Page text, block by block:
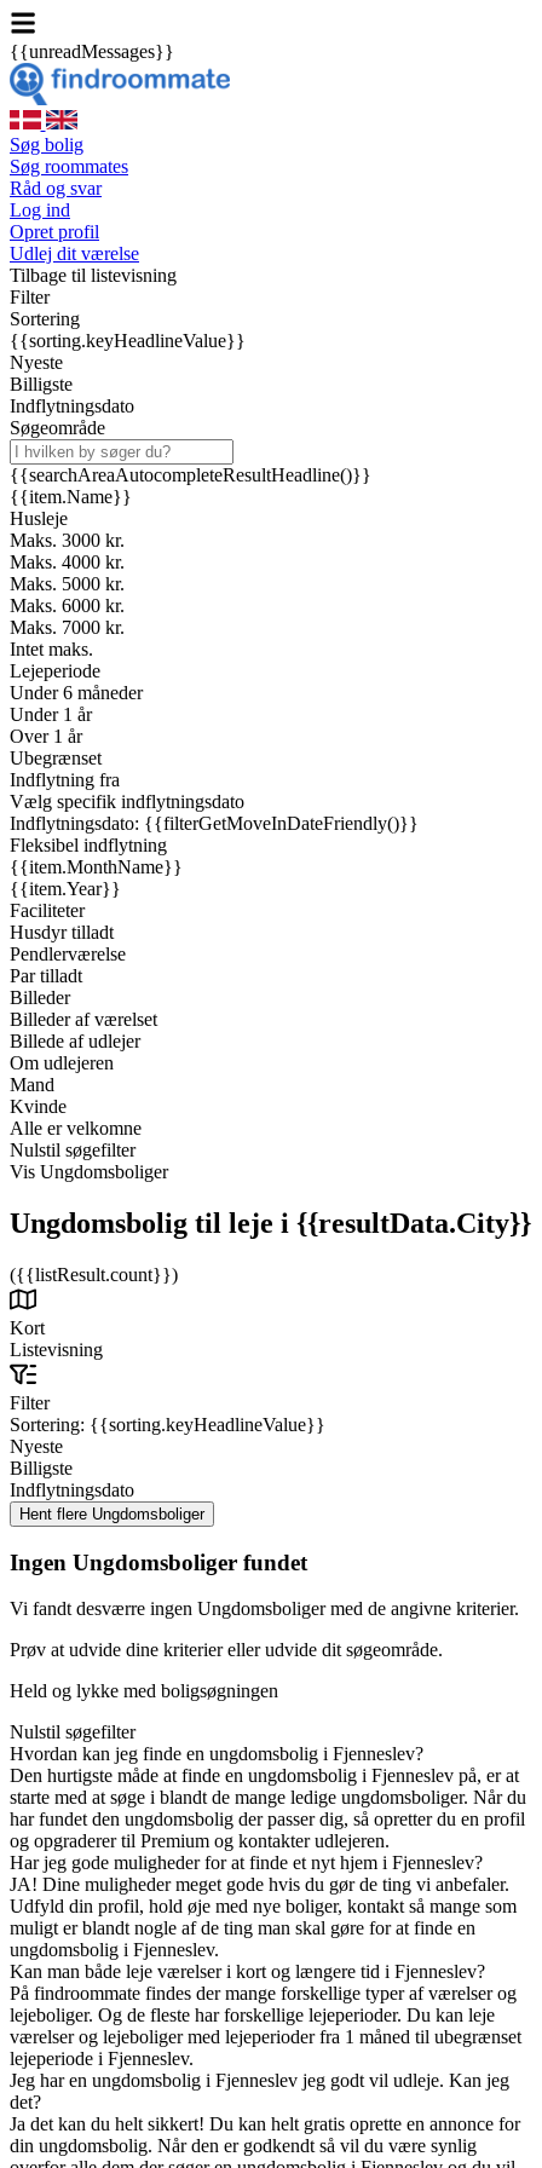
{{unreadMessages}}
Søg bolig
Søg roommates
Råd og svar
Log ind
Opret profil
Udlej dit værelse
Tilbage til listevisning
Filter
Sortering
{{sorting.keyHeadlineValue}}
Nyeste
Billigste
Indflytningsdato
Søgeområde
{{searchAreaAutocompleteResultHeadline()}}
{{item.Name}}
Husleje
Maks. 3000 kr.
Maks. 4000 kr.
Maks. 5000 kr.
Maks. 6000 kr.
Maks. 7000 kr.
Intet maks.
Lejeperiode
Under 6 måneder
Under 1 år
Over 1 år
Ubegrænset
Indflytning fra
Vælg specifik indflytningsdato
Indflytningsdato: {{filterGetMoveInDateFriendly()}}
Fleksibel indflytning
{{item.MonthName}}
{{item.Year}}
Faciliteter
Husdyr tilladt
Pendlerværelse
Par tilladt
Billeder
Billeder af værelset
Billede af udlejer
Om udlejeren
Mand
Kvinde
Alle er velkomne
Nulstil søgefilter
Vis Ungdomsboliger
Ungdomsbolig til leje i {{resultData.City}}
({{listResult.count}})
Kort
Listevisning
Filter
Sortering: {{sorting.keyHeadlineValue}}
Nyeste
Billigste
Indflytningsdato
Ingen Ungdomsboliger fundet
Vi fandt desværre ingen Ungdomsboliger med de angivne kriterier.
Prøv at udvide dine kriterier eller udvide dit søgeområde.
Held og lykke med boligsøgningen
Nulstil søgefilter
Hvordan kan jeg finde en ungdomsbolig i Fjenneslev?
Den hurtigste måde at finde en ungdomsbolig i Fjenneslev på, er at
starte med at søge i blandt de mange ledige ungdomsboliger. Når du
har fundet den ungdomsbolig der passer dig, så opretter du en profil
og opgraderer til Premium og kontakter udlejeren.
Har jeg gode muligheder for at finde et nyt hjem i Fjenneslev?
JA! Dine muligheder meget gode hvis du gør de ting vi anbefaler.
Udfyld din profil, hold øje med nye boliger, kontakt så mange som
muligt er blandt nogle af de ting man skal gøre for at finde en
ungdomsbolig i Fjenneslev.
Kan man både leje værelser i kort og længere tid i Fjenneslev?
På findroommate findes der mange forskellige typer af værelser og
lejeboliger. Og de fleste har forskellige lejeperioder. Du kan leje
værelser og lejeboliger med lejeperioder fra 1 måned til ubegrænset
lejeperiode i Fjenneslev.
Jeg har en ungdomsbolig i Fjenneslev jeg godt vil udleje. Kan jeg
det?
Ja det kan du helt sikkert! Du kan helt gratis oprette en annonce for
din ungdomsbolig. Når den er godkendt så vil du være synlig